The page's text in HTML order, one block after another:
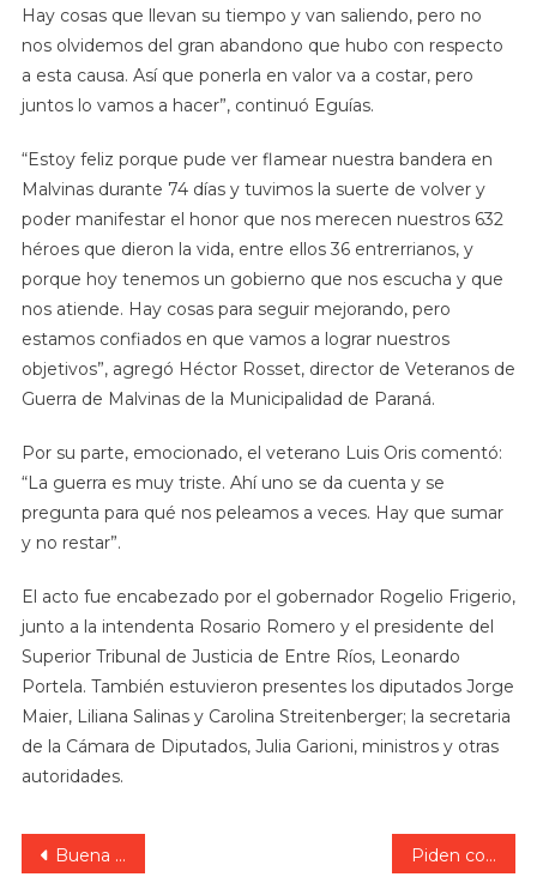
Hay cosas que llevan su tiempo y van saliendo, pero no
nos olvidemos del gran abandono que hubo con respecto
a esta causa. Así que ponerla en valor va a costar, pero
juntos lo vamos a hacer”, continuó Eguías.
“Estoy feliz porque pude ver flamear nuestra bandera en
Malvinas durante 74 días y tuvimos la suerte de volver y
poder manifestar el honor que nos merecen nuestros 632
héroes que dieron la vida, entre ellos 36 entrerrianos, y
porque hoy tenemos un gobierno que nos escucha y que
nos atiende. Hay cosas para seguir mejorando, pero
estamos confiados en que vamos a lograr nuestros
objetivos”, agregó Héctor Rosset, director de Veteranos de
Guerra de Malvinas de la Municipalidad de Paraná.
Por su parte, emocionado, el veterano Luis Oris comentó:
“La guerra es muy triste. Ahí uno se da cuenta y se
pregunta para qué nos peleamos a veces. Hay que sumar
y no restar”.
El acto fue encabezado por el gobernador Rogelio Frigerio,
junto a la intendenta Rosario Romero y el presidente del
Superior Tribunal de Justicia de Entre Ríos, Leonardo
Portela. También estuvieron presentes los diputados Jorge
Maier, Liliana Salinas y Carolina Streitenberger; la secretaria
de la Cámara de Diputados, Julia Garioni, ministros y otras
autoridades.
Navegación
Buena noticia: apareció con vida el joven entrerriano que era buscado en Santa Fe. Piden colaboración para hallar a joven desaparecida en Paraná.